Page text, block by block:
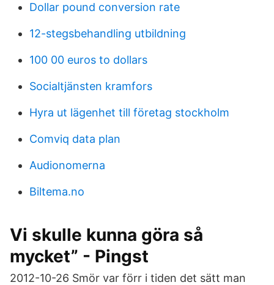
Dollar pound conversion rate
12-stegsbehandling utbildning
100 00 euros to dollars
Socialtjänsten kramfors
Hyra ut lägenhet till företag stockholm
Comviq data plan
Audionomerna
Biltema.no
Vi skulle kunna göra så
mycket” - Pingst
2012-10-26 Smör var förr i tiden det sätt man